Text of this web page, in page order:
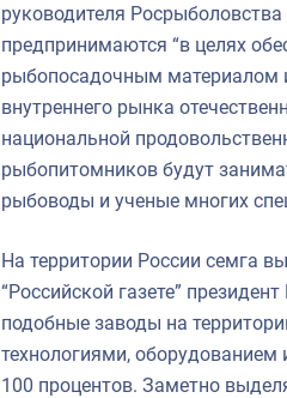
руководителя
предпринимаются “в целях
рыбопосадочным материалом
внутреннего рынка
национальной
рыбопитомников будут
рыбоводы и ученые многих
На территории России семга
“Российской газете”
подобные заводы на
технологиями,
100 процентов. Заметно